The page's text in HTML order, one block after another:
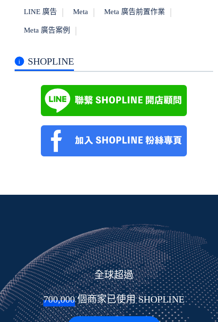
LINE 廣告 Meta Meta 廣告前置作業
Meta 廣告案例
SHOPLINE
全球超過
700,000 個商家已使用 SHOPLINE